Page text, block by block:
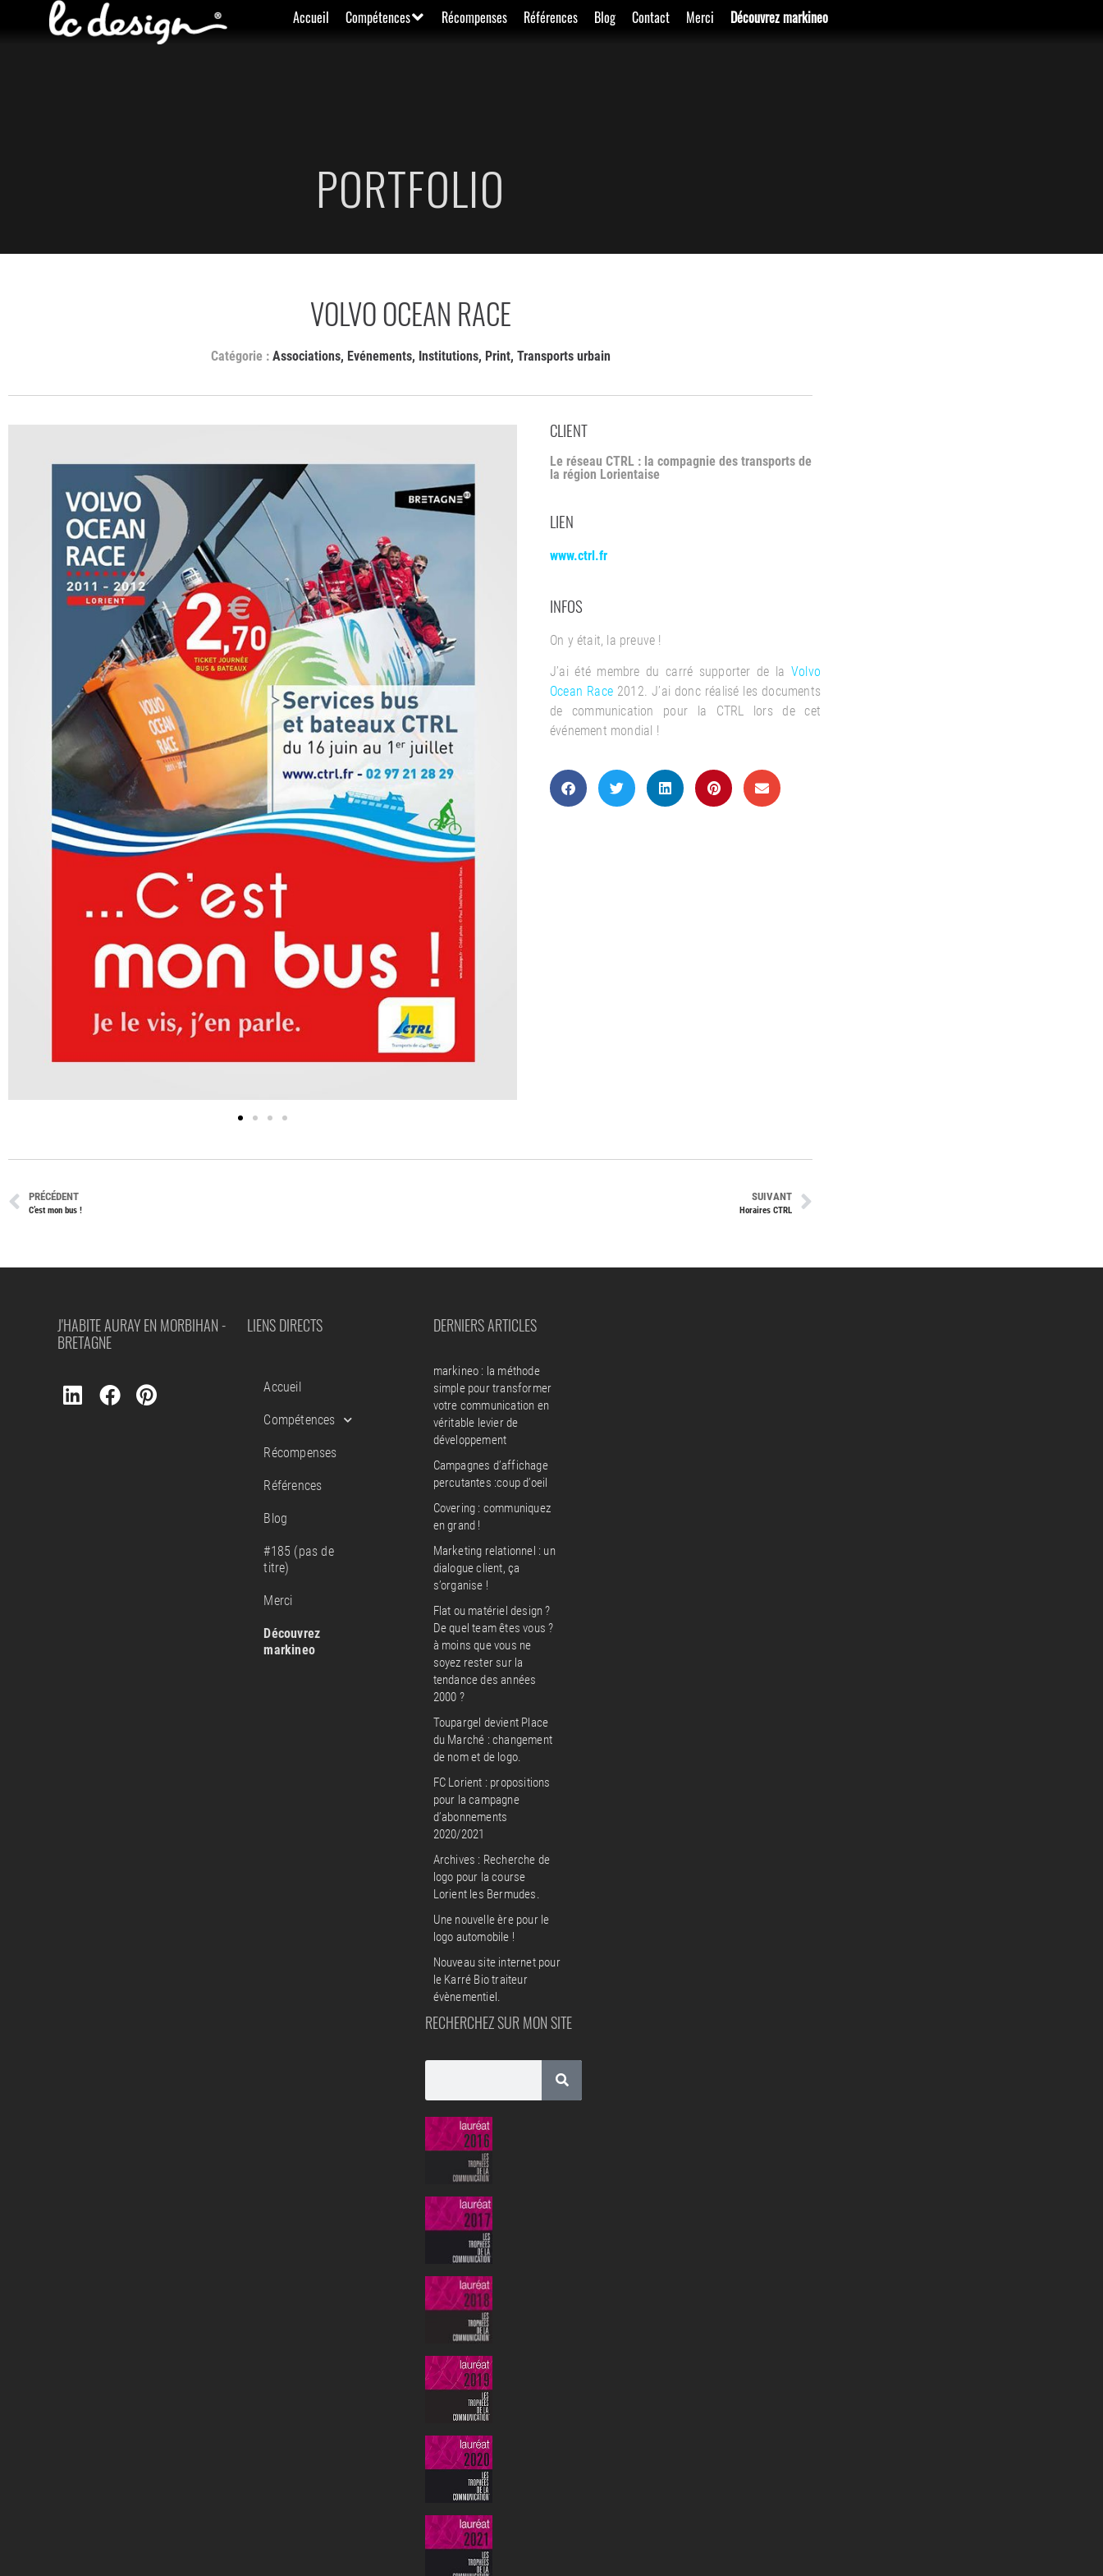
Accueil Compétences Récompenses Références Blog Contact Merci Découvrez markineo
PORTFOLIO
VOLVO OCEAN RACE
Associations, Evénements, Institutions, Print, Transports urbain
CLIENT
Le réseau CTRL : la compagnie des transports de
la région Lorientaise
LIEN
www.ctrl.fr
INFOS
On y était, la preuve !
J’ai été membre du carré supporter de la Volvo
Ocean Race2012. J’ai donc réalisé les documents
de communication pour la CTRL lors de cet
événement mondial !
SUIVANT
Horaires CTRL
PRÉCÉDENT
C’est mon bus !
J'HABITE AURAY EN MORBIHAN -
BRETAGNE
LIENS DIRECTS
Accueil
Compétences
Récompenses
Références
Blog
#185 (pas de
titre)
Merci
Découvrez
markineo
DERNIERS ARTICLES
markineo : la méthode
simple pour transformer
votre communication en
véritable levier de
développement
Campagnes d’affichage
percutantes :coup d’oeil
Covering : communiquez
en grand !
Marketing relationnel : un
dialogue client, ça
s’organise !
Flat ou matériel design ?
De quel team êtes vous ?
à moins que vous ne
soyez rester sur la
tendance des années
2000 ?
Toupargel devient Place
du Marché : changement
de nom et de logo.
FC Lorient : propositions
pour la campagne
d’abonnements
2020/2021
Archives : Recherche de
logo pour la course
Lorient les Bermudes.
Une nouvelle ère pour le
logo automobile !
Nouveau site internet pour
le Karré Bio traiteur
évènementiel.
RECHERCHEZ SUR MON SITE